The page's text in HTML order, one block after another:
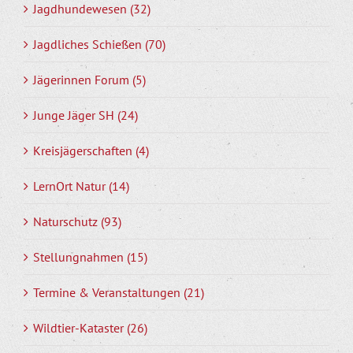
Jagdhundewesen (32)
Jagdliches Schießen (70)
Jägerinnen Forum (5)
Junge Jäger SH (24)
Kreisjägerschaften (4)
LernOrt Natur (14)
Naturschutz (93)
Stellungnahmen (15)
Termine & Veranstaltungen (21)
Wildtier-Kataster (26)